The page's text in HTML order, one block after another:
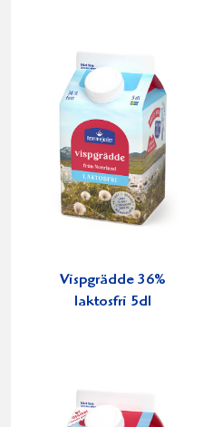
Vispgrädde 36%
laktosfri 5dl